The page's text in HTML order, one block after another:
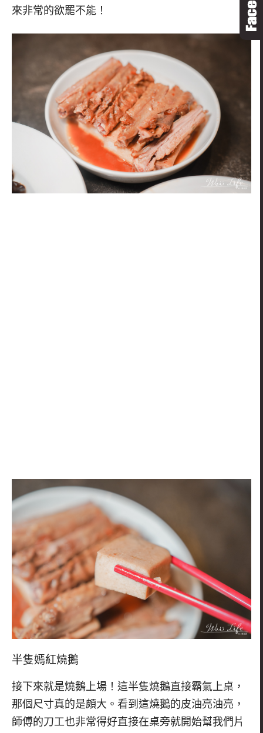
來非常的欲罷不能！
半隻嫣紅燒鵝
接下來就是燒鵝上場！這半隻燒鵝直接霸氣上桌，
那個尺寸真的是頗大。看到這燒鵝的皮油亮油亮，
師傅的刀工也非常得好直接在桌旁就開始幫我們片